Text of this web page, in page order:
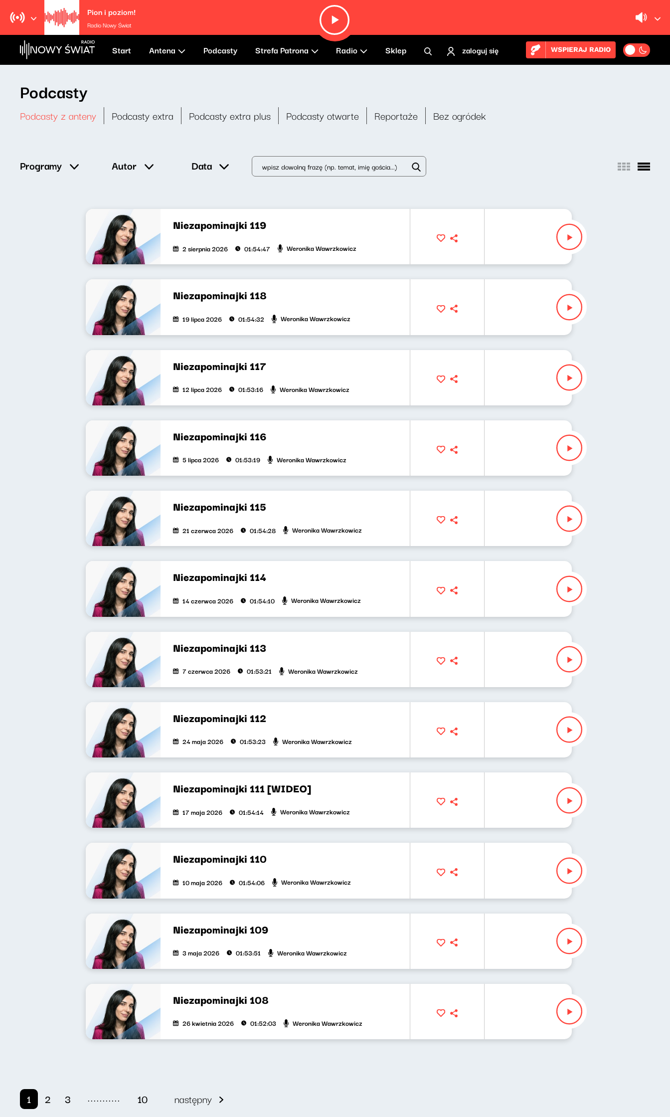
Pion i poziom!
Radio Nowy Świat
Start Antena Podcasty Strefa Patrona Radio Sklep zaloguj się WSPIERAJ RADIO
Podcasty
Podcasty z anteny Podcasty extra Podcasty extra plus Podcasty otwarte Reportaże Bez ogródek
Programy Autor Data
Niezapominajki 119
2 sierpnia 2026 01:54:47 Weronika Wawrzkowicz
Niezapominajki 118
19 lipca 2026 01:54:32 Weronika Wawrzkowicz
Niezapominajki 117
12 lipca 2026 01:53:16 Weronika Wawrzkowicz
Niezapominajki 116
5 lipca 2026 01:53:19 Weronika Wawrzkowicz
Niezapominajki 115
21 czerwca 2026 01:54:28 Weronika Wawrzkowicz
Niezapominajki 114
14 czerwca 2026 01:54:10 Weronika Wawrzkowicz
Niezapominajki 113
7 czerwca 2026 01:53:21 Weronika Wawrzkowicz
Niezapominajki 112
24 maja 2026 01:53:23 Weronika Wawrzkowicz
Niezapominajki 111 [WIDEO]
17 maja 2026 01:54:14 Weronika Wawrzkowicz
Niezapominajki 110
10 maja 2026 01:54:06 Weronika Wawrzkowicz
Niezapominajki 109
3 maja 2026 01:53:51 Weronika Wawrzkowicz
Niezapominajki 108
26 kwietnia 2026 01:52:03 Weronika Wawrzkowicz
1 2 3 ........... 10 następny